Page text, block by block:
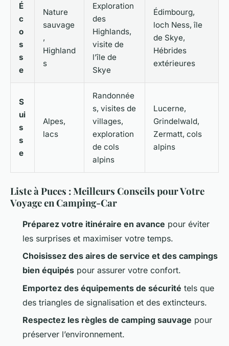
É
c
o
s
s
e
Nature
sauvage
,
Highland
s
Exploration
des
Highlands,
visite de
l’île de
Skye
Édimbourg,
loch Ness, île
de Skye,
Hébrides
extérieures
S
ui
s
s
e
Alpes,
lacs
Randonnée
s, visites de
villages,
exploration
de cols
alpins
Lucerne,
Grindelwald,
Zermatt, cols
alpins
Liste à Puces : Meilleurs Conseils pour Votre
Voyage en Camping-Car
Préparez votre itinéraire en avance pour éviter
les surprises et maximiser votre temps.
Choisissez des aires de service et des campings
bien équipés pour assurer votre confort.
Emportez des équipements de sécurité tels que
des triangles de signalisation et des extincteurs.
Respectez les règles de camping sauvage pour
préserver l’environnement.